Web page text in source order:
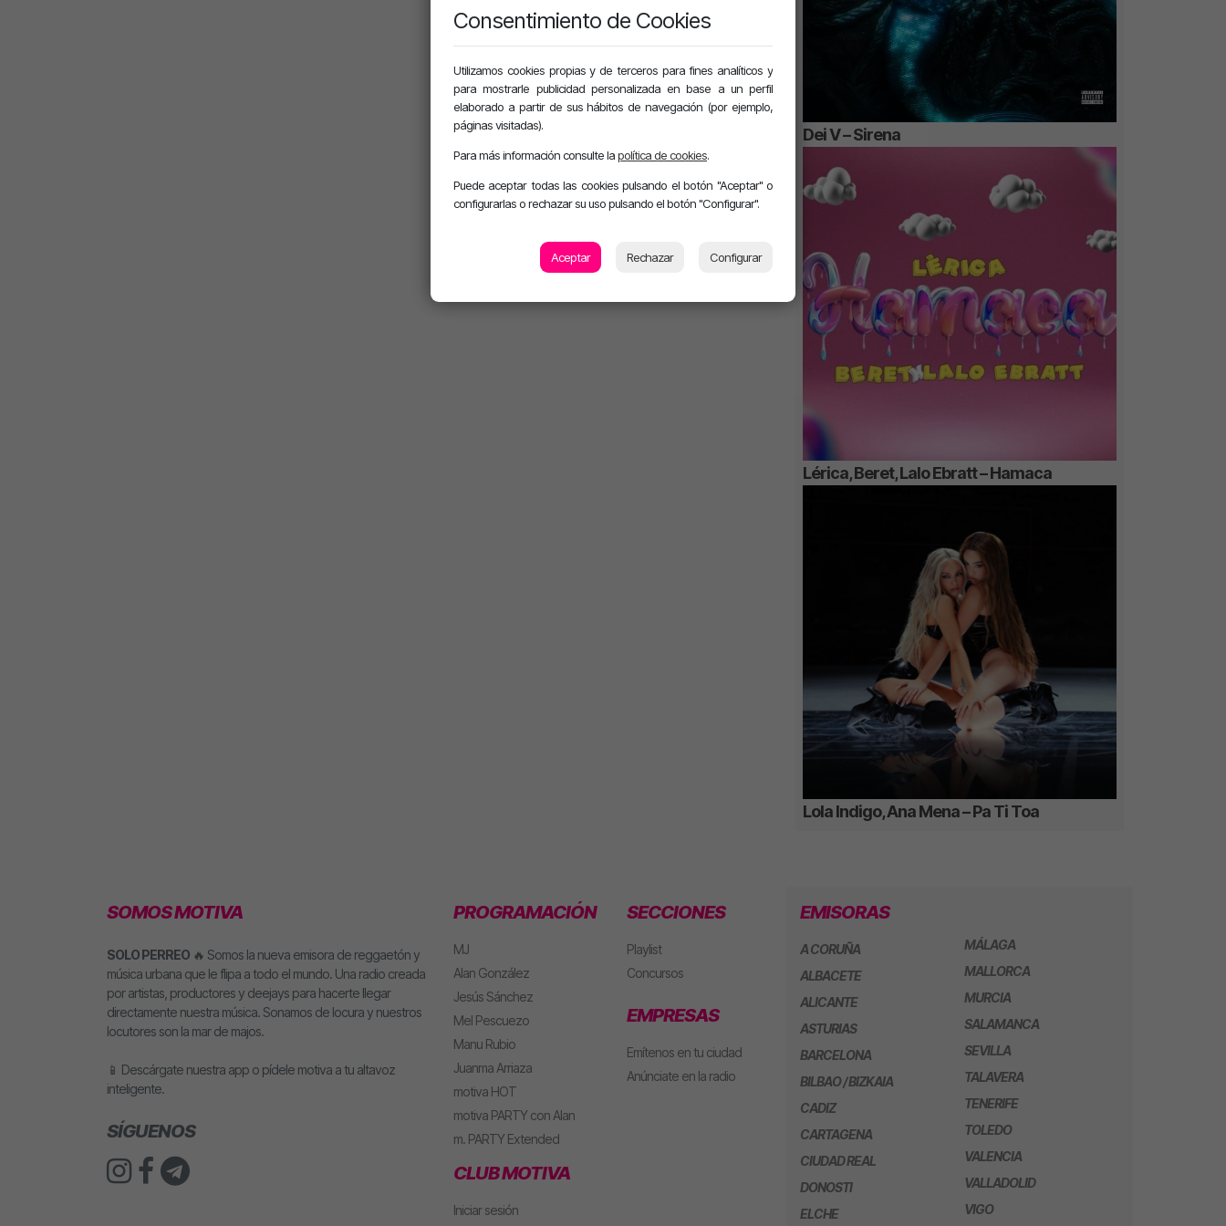
Dei V – Sirena
Lérica, Beret, Lalo Ebratt – Hamaca
Lola Indigo, Ana Mena – Pa Ti Toa
SOMOS MOTIVA
SOLO PERREO 🔥 Somos la nueva emisora de reggaetón y
música urbana que le flipa a todo el mundo. Una radio creada
por artistas, productores y deejays para hacerte llegar
directamente nuestra música. Sonamos de locura y nuestros
locutores son la mar de majos.
📱 Descárgate nuestra app o pídele motiva a tu altavoz
inteligente.
SÍGUENOS
PROGRAMACIÓN
MJ
Alan González
Jesús Sánchez
Mel Pescuezo
Manu Rubio
Juanma Arriaza
motiva HOT
motiva PARTY con Alan
m. PARTY Extended
CLUB MOTIVA
Iniciar sesión
SECCIONES
Playlist
Concursos
EMPRESAS
Emítenos en tu ciudad
Anúnciate en la radio
EMISORAS
A CORUÑA
ALBACETE
ALICANTE
ASTURIAS
BARCELONA
BILBAO / BIZKAIA
CADIZ
CARTAGENA
CIUDAD REAL
DONOSTI
ELCHE
MÁLAGA
MALLORCA
MURCIA
SALAMANCA
SEVILLA
TALAVERA
TENERIFE
TOLEDO
VALENCIA
VALLADOLID
VIGO
Consentimiento de Cookies
Utilizamos cookies propias y de terceros para fines analíticos y
para mostrarle publicidad personalizada en base a un perfil
elaborado a partir de sus hábitos de navegación (por ejemplo,
páginas visitadas).
Para más información consulte lapolítica de cookies.
Puede aceptar todas las cookies pulsando el botón "Aceptar" o
configurarlas o rechazar su uso pulsando el botón "Configurar".
Aceptar Rechazar Configurar